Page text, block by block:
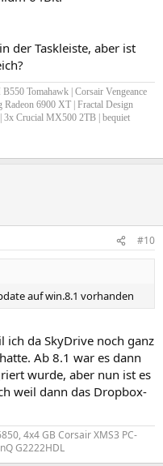
der Taskleiste, aber ist
Tomahawk | Corsair Vengeance
6900 XT | Fractal Design
3x Crucial MX500 2TB | bequiet
#10
auf win.8.1 vorhanden
ich da SkyDrive noch ganz
Ab 8.1 war es dann
wurde, aber nun ist es
weil dann das Dropbox-
4x4 GB Corsair XMS3 PC-
G2222HDL